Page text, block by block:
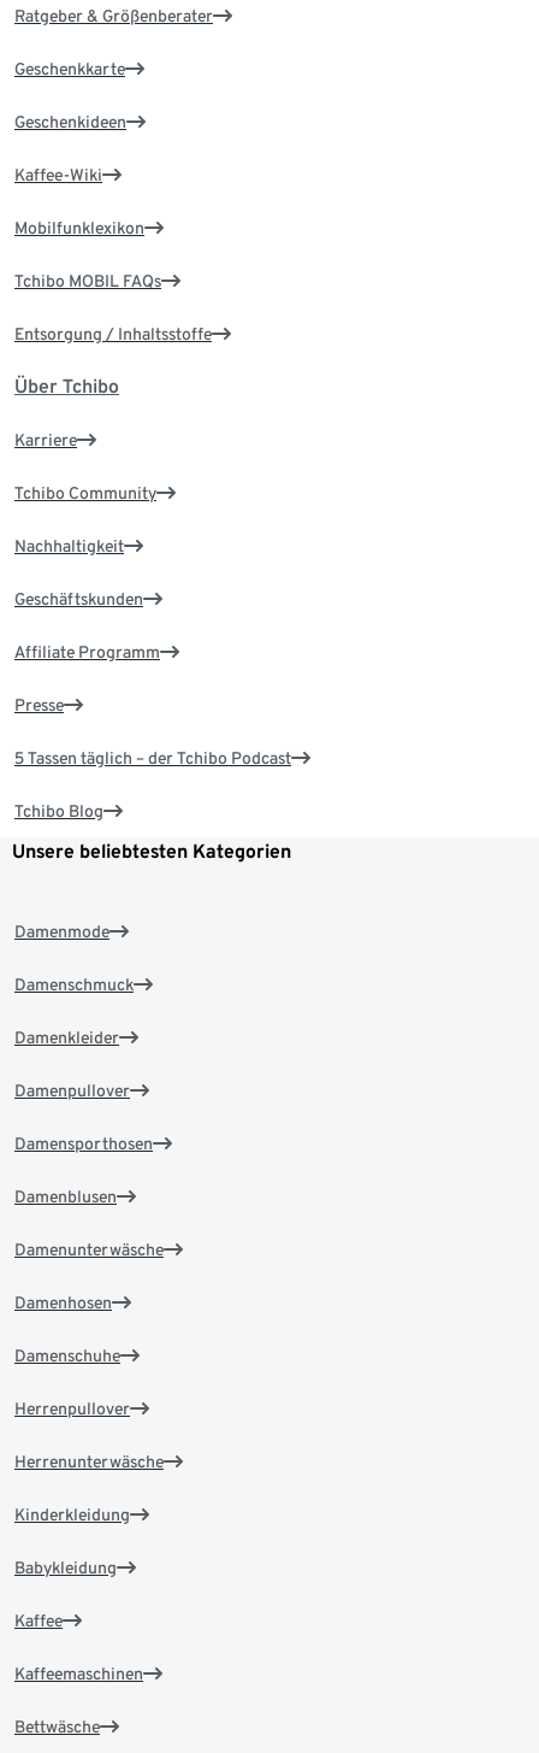
Ratgeber & Größenberater
Geschenkkarte
Geschenkideen
Kaffee-Wiki
Mobilfunklexikon
Tchibo MOBIL FAQs
Entsorgung / Inhaltsstoffe
Über Tchibo
Karriere
Tchibo Community
Nachhaltigkeit
Geschäftskunden
Affiliate Programm
Presse
5 Tassen täglich – der Tchibo Podcast
Tchibo Blog
Unsere beliebtesten Kategorien
Damenmode
Damenschmuck
Damenkleider
Damenpullover
Damensporthosen
Damenblusen
Damenunterwäsche
Damenhosen
Damenschuhe
Herrenpullover
Herrenunterwäsche
Kinderkleidung
Babykleidung
Kaffee
Kaffeemaschinen
Bettwäsche